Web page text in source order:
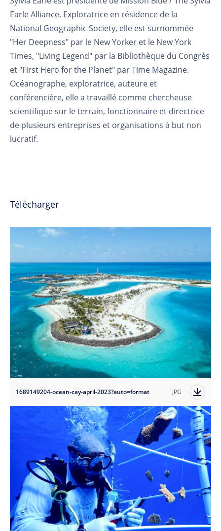
Earle Alliance. Exploratrice en résidence de la
National Geographic Society, elle est surnommée
"Her Deepness" par le New Yorker et le New York
Times, "Living Legend" par la Bibliothèque du Congrès
et "First Hero for the Planet" par Time Magazine.
Océanographe, exploratrice, auteure et
conférencière, elle a travaillé comme chercheuse
scientifique sur le terrain, fonctionnaire et directrice
de plusieurs entreprises et organisations à but non
lucratif.
Télécharger
1689149204-ocean-cay-april-2023?auto=format JPG